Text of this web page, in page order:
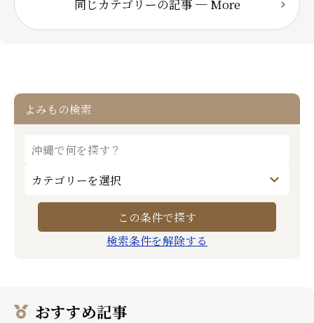
同じカテゴリーの記事 ─ More
よみもの検索
検索条件を解除する
おすすめ記事